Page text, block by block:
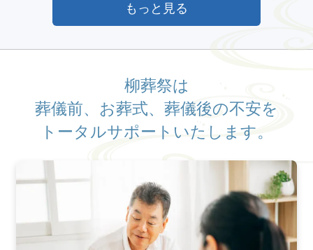
もっと見る
柳葬祭は
葬儀前、お葬式、葬儀後の不安を
トータルサポートいたします。